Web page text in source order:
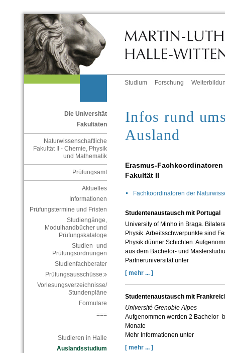
Studium Forschung
Die Universität
Fakultäten
Naturwissenschaftliche
Fakultät II - Chemie, Physik
und Mathematik
Prüfungsamt
Aktuelles
Informationen
Prüfungstermine und Fristen
Studiengänge,
Modulhandbücher und
Prüfungskataloge
Studien- und
Prüfungsordnungen
Studienfachberater
Prüfungsausschüsse
Vorlesungsverzeichnisse/
Stundenpläne
Formulare
===
Studieren in Halle
Auslandsstudium
Infos rund
Ausland
Erasmus-
Fakultät II
Fachkoordinatoren der
Studentenaustausch mit Portugal
University of Minho in Braga.
Physik. Arbeitsschwerpunkte sind
Physik dünner Schichten.
aus dem Bachelor- und
Partneruniversität unter
[ mehr ... ]
Studentenaustausch mit
Université Grenoble Alpes
Aufgenommen werden 2 Bachelor-
Monate
Mehr Informationen unter
[ mehr ... ]